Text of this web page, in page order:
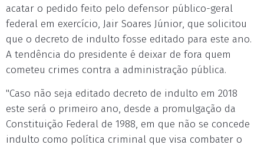
acatar o pedido feito pelo defensor público-geral
federal em exercício, Jair Soares Júnior, que solicitou
que o decreto de indulto fosse editado para este ano.
A tendência do presidente é deixar de fora quem
cometeu crimes contra a administração pública.
"Caso não seja editado decreto de indulto em 2018
este será o primeiro ano, desde a promulgação da
Constituição Federal de 1988, em que não se concede
indulto como política criminal que visa combater o